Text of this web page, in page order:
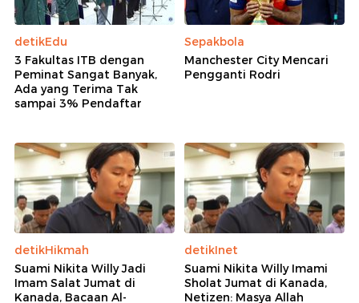
detikEdu
3 Fakultas ITB dengan
Peminat Sangat Banyak,
Ada yang Terima Tak
sampai 3% Pendaftar
Sepakbola
Manchester City Mencari
Pengganti Rodri
detikHikmah
Suami Nikita Willy Jadi
Imam Salat Jumat di
Kanada, Bacaan Al-
detikInet
Suami Nikita Willy Imami
Sholat Jumat di Kanada,
Netizen: Masya Allah